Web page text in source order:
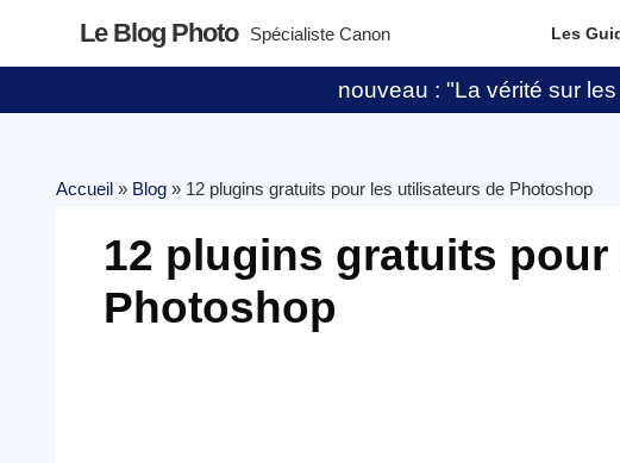
Le Blog Photo Spécialiste Canon Les
nouveau : "La vérité sur
Accueil » Blog » 12 plugins gratuits pour les utilisateurs de Photoshop
12 plugins gratuits
Photoshop